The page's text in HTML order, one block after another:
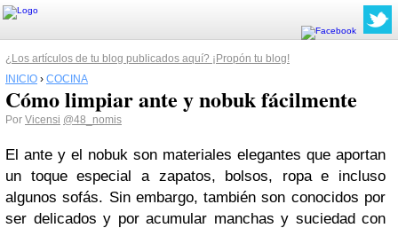
¿Los artículos de tu blog publicados aquí? ¡Propón tu blog!
INICIO › COCINA
Cómo limpiar ante y nobuk fácilmente
Por Vicensi @48_nomis
El ante y el nobuk son materiales elegantes que aportan
un toque especial a zapatos, bolsos, ropa e incluso
algunos sofás. Sin embargo, también son conocidos por
ser delicados y por acumular manchas y suciedad con